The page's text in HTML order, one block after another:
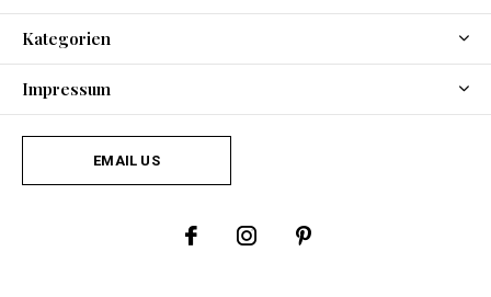
Kategorien
Impressum
EMAIL US